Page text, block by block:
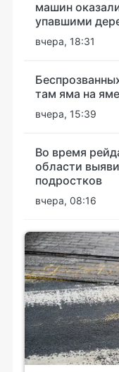
машин
упавшими
вчера, 18:31
там яма на
вчера, 15:39
Во время
области
подростков
вчера, 08:16